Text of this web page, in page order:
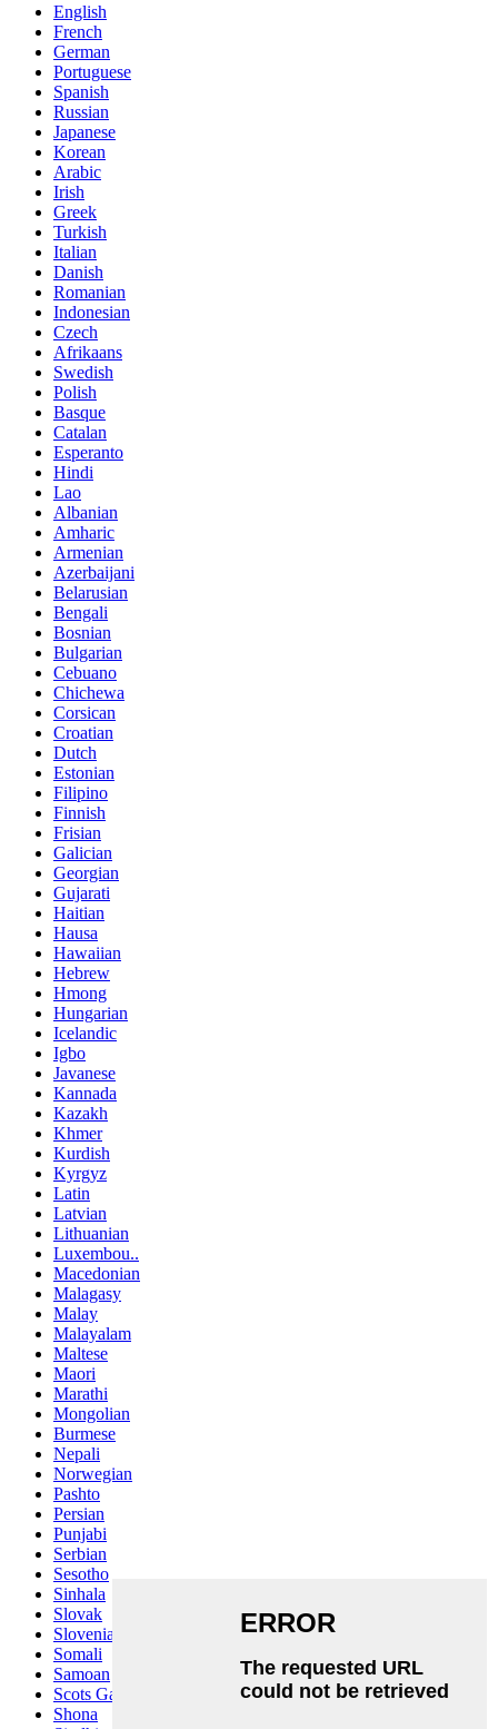
English
French
German
Portuguese
Spanish
Russian
Japanese
Korean
Arabic
Irish
Greek
Turkish
Italian
Danish
Romanian
Indonesian
Czech
Afrikaans
Swedish
Polish
Basque
Catalan
Esperanto
Hindi
Lao
Albanian
Amharic
Armenian
Azerbaijani
Belarusian
Bengali
Bosnian
Bulgarian
Cebuano
Chichewa
Corsican
Croatian
Dutch
Estonian
Filipino
Finnish
Frisian
Galician
Georgian
Gujarati
Haitian
Hausa
Hawaiian
Hebrew
Hmong
Hungarian
Icelandic
Igbo
Javanese
Kannada
Kazakh
Khmer
Kurdish
Kyrgyz
Latin
Latvian
Lithuanian
Luxembou..
Macedonian
Malagasy
Malay
Malayalam
Maltese
Maori
Marathi
Mongolian
Burmese
Nepali
Norwegian
Pashto
Persian
Punjabi
Serbian
Sesotho
Sinhala
Slovak
Slovenian
Somali
Samoan
Scots Gaelic
Shona